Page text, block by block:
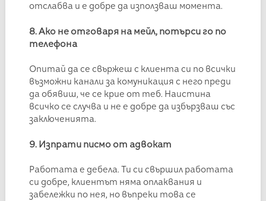
отслабва и е добре да използваш момента.
8. Ако не отговаря на мейл, потърси го по
телефона
Опитай да се свържеш с клиента си по всички
възможни канали за комуникация с него преди
да обявиш, че се крие от теб. Наистина
всичко се случва и не е добре да избързваш със
заключенията.
9. Изпрати писмо от адвокат
Работата е дебела. Ти си свършил работата
си добре, клиентът няма оплаквания и
забележки по нея, но въпреки това се